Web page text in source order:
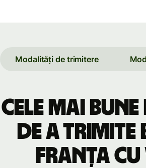
Modalități de trimitere
Cele mai
de a trimite
Franța cu